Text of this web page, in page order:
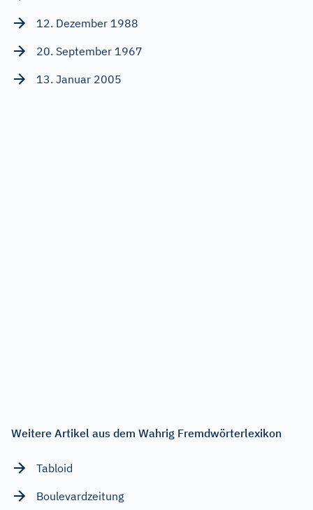
12. Dezember 1988
20. September 1967
13. Januar 2005
Weitere Artikel aus dem Wahrig Fremdwörterlexikon
Tabloid
Boulevardzeitung